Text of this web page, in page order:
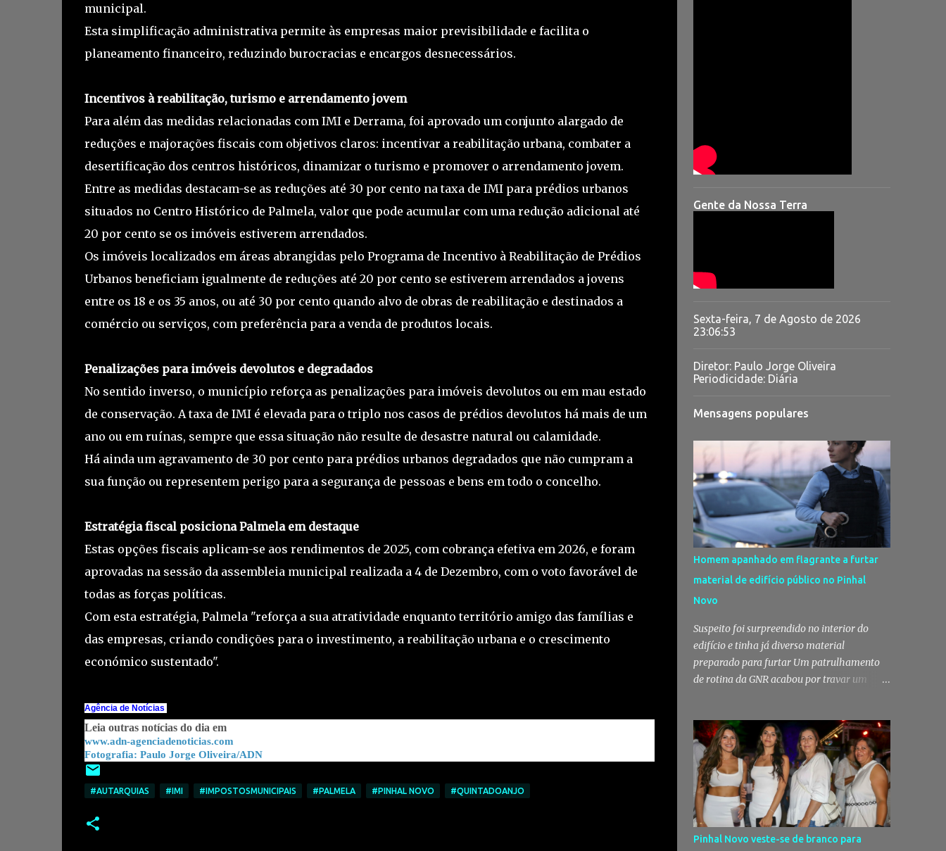
municipal.
Esta simplificação administrativa permite às empresas maior previsibilidade e facilita o
planeamento financeiro, reduzindo burocracias e encargos desnecessários.
Incentivos à reabilitação, turismo e arrendamento jovem
Para além das medidas relacionadas com IMI e Derrama, foi aprovado um conjunto alargado de
reduções e majorações fiscais com objetivos claros: incentivar a reabilitação urbana, combater a
desertificação dos centros históricos, dinamizar o turismo e promover o arrendamento jovem.
Entre as medidas destacam-se as reduções até 30 por cento na taxa de IMI para prédios urbanos
situados no Centro Histórico de Palmela, valor que pode acumular com uma redução adicional até
20 por cento se os imóveis estiverem arrendados.
Os imóveis localizados em áreas abrangidas pelo Programa de Incentivo à Reabilitação de Prédios
Urbanos beneficiam igualmente de reduções até 20 por cento se estiverem arrendados a jovens
entre os 18 e os 35 anos, ou até 30 por cento quando alvo de obras de reabilitação e destinados a
comércio ou serviços, com preferência para a venda de produtos locais.
Penalizações para imóveis devolutos e degradados
No sentido inverso, o município reforça as penalizações para imóveis devolutos ou em mau estado
de conservação. A taxa de IMI é elevada para o triplo nos casos de prédios devolutos há mais de um
ano ou em ruínas, sempre que essa situação não resulte de desastre natural ou calamidade.
Há ainda um agravamento de 30 por cento para prédios urbanos degradados que não cumpram a
sua função ou representem perigo para a segurança de pessoas e bens em todo o concelho.
Estratégia fiscal posiciona Palmela em destaque
Estas opções fiscais aplicam-se aos rendimentos de 2025, com cobrança efetiva em 2026, e foram
aprovadas na sessão da assembleia municipal realizada a 4 de Dezembro, com o voto favorável de
todas as forças políticas.
Com esta estratégia, Palmela "reforça a sua atratividade enquanto território amigo das famílias e
das empresas, criando condições para o investimento, a reabilitação urbana e o crescimento
económico sustentado".
Agência de Notícias
Leia outras notícias do dia em
www.adn-agenciadenoticias.com
Fotografia: Paulo Jorge Oliveira/ADN
#AUTARQUIAS #IMI #IMPOSTOSMUNICIPAIS #PALMELA #PINHAL NOVO #QUINTADOANJO
Gente da Nossa Terra
Sexta-feira, 7 de Agosto de 2026
23:06:54
Diretor: Paulo Jorge Oliveira
Periodicidade: Diária
Mensagens populares
Homem apanhado em flagrante a furtar
material de edifício público no Pinhal
Novo
Suspeito foi surpreendido no interior do
edifício e tinha já diverso material
preparado para furtar Um patrulhamento
de rotina da GNR acabou por travar um
em flagrante delito no interior de um
edifício público quando alegadamente se
preparava para retirar diverso material,
acabando detido pelos militares da Guarda.
Patrulhamento da GNR termina com
detenção por furto A detenção ocorreu no
dia 4 de Agosto, - mas divulgada só nesta
quinta-feira - numa ação desenvolvida pelo
Pinhal Novo veste-se de branco para